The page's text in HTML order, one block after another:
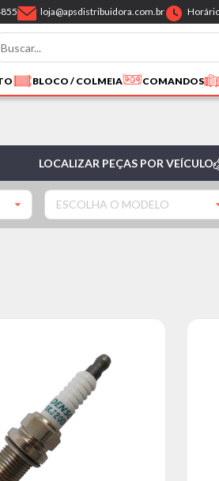
loja@apsdistribuidora.com.br
BLOCO / COLMEIA COMANDOS
LOCALIZAR PEÇAS POR VEÍCULO
ESCOLHA O MODELO